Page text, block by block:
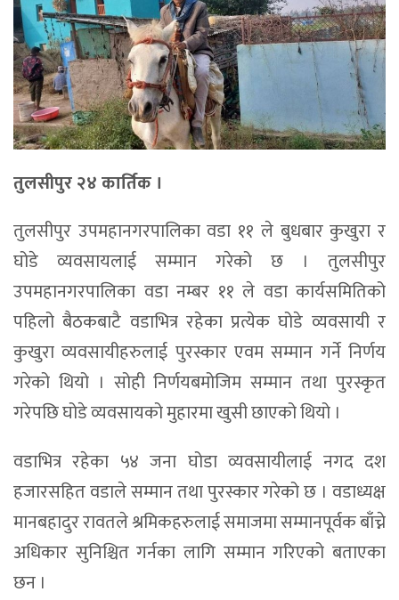
तुलसीपुर २४ कार्तिक ।
तुलसीपुर उपमहानगरपालिका वडा ११ ले बुधबार कुखुरा र
घोडे व्यवसायलाई सम्मान गरेको छ । तुलसीपुर
उपमहानगरपालिका वडा नम्बर ११ ले वडा कार्यसमितिको
पहिलो बैठकबाटै वडाभित्र रहेका प्रत्येक घोडे व्यवसायी र
कुखुरा व्यवसायीहरुलाई पुरस्कार एवम सम्मान गर्ने निर्णय
गरेको थियो । सोही निर्णयबमोजिम सम्मान तथा पुरस्कृत
गरेपछि घोडे व्यवसायको मुहारमा खुसी छाएको थियो ।
वडाभित्र रहेका ५४ जना घोडा व्यवसायीलाई नगद दश
हजारसहित वडाले सम्मान तथा पुरस्कार गरेको छ । वडाध्यक्ष
मानबहादुर रावतले श्रमिकहरुलाई समाजमा सम्मानपूर्वक बाँच्ने
अधिकार सुनिश्चित गर्नका लागि सम्मान गरिएको बताएका
छन ।